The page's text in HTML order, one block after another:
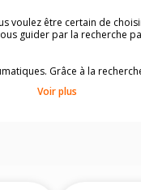
voulez être certain de
guider par la recherche
Grâce à la
informations sont
Voir plus